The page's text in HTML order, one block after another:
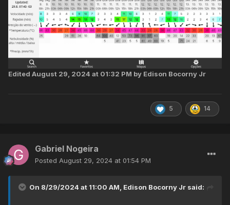
Edited August 29, 2024 at 01:32 PM by Edison Bocorny Jr
5 14
Gabriel Nogeira
Posted August 29, 2024 at 01:54 PM
On 8/29/2024 at 11:00 AM, Edison Bocorny Jr said: